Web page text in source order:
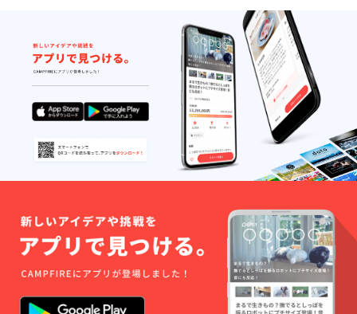
を使用
させて
頂きま
す。ご
了承く
ださ
い。 ※
特定の
人物を
比喩す
るお名
前や公
序良俗
に反す
載をお
断りす
る事が
御座い
ます、
くださ
い。
物の場
合とし
ており
ます）
【お名
前掲載
の詳
細】 ・
掲載期
間：収
録媒体
が存続
する限
りス
に掲載
されま
す ・掲
載方
法：お
名前の
文字の
みを、
イナル
リクエ
スト劇
場版・
Ⅰ」の
WEB配
信を期
間限定
にて視
聴可能
です）
（イベ
ントと
ゲーム
物のタ
イミン
グが異
なりま
すの
で、提
供時期
は配布
阪編」
に似顔
ドット
モブ
キャラ
として
登場！
・さら
に！
ファイ
ナルリ
クエス
トおな
じみの
姫に殺
される
権！
（断末
魔の絶
叫を入
れるこ
とがデ